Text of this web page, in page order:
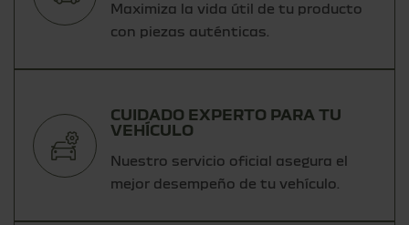
Maximiza la vida útil de tu producto
con piezas auténticas.
CUIDADO EXPERTO PARA TU
VEHÍCULO
Nuestro servicio oficial asegura el
mejor desempeño de tu vehículo.